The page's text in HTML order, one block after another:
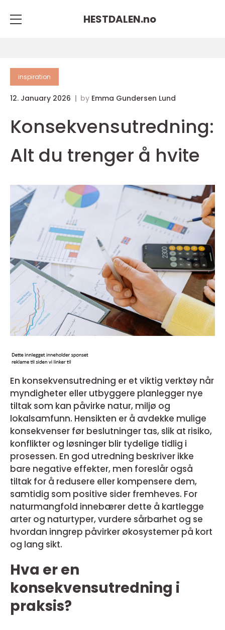
HESTDALEN.no
inspiration
12. January 2026 by Emma Gundersen Lund
Konsekvensutredning:
Alt du trenger å hvite
En konsekvensutredning er et viktig verktøy når
myndigheter eller utbyggere planlegger nye
tiltak som kan påvirke natur, miljø og
lokalsamfunn. Hensikten er å avdekke mulige
konsekvenser før beslutninger tas, slik at risiko,
konflikter og løsninger blir tydelige tidlig i
prosessen. En god utredning beskriver ikke
bare negative effekter, men foreslår også
tiltak for å redusere eller kompensere dem,
samtidig som positive sider fremheves. For
naturmangfold innebærer dette å kartlegge
arter og naturtyper, vurdere sårbarhet og se
hvordan inngrep påvirker økosystemer på kort
og lang sikt.
Hva er en
konsekvensutredning i
praksis?